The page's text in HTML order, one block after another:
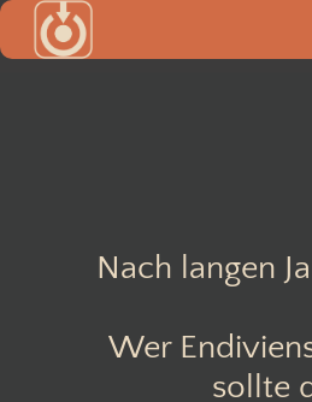
Zum
Inhalt
Nach langen
Wer
sollte